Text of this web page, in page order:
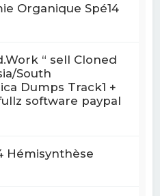
Organique Spé14
“ sell Cloned
South
Dumps Track1 +
software paypal
Hémisynthèse